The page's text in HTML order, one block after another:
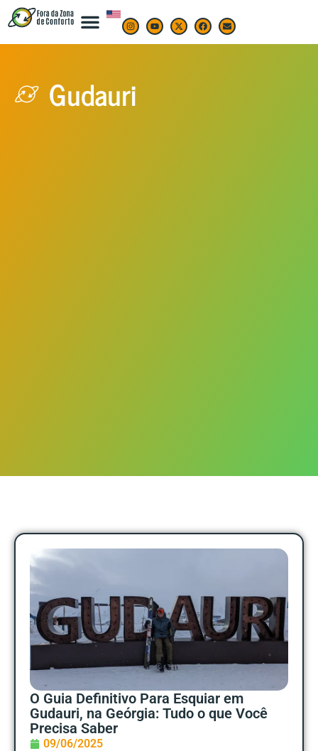
Gudauri
O Guia Definitivo Para Esquiar em
Gudauri, na Geórgia: Tudo o que Você
Precisa Saber
09/06/2025